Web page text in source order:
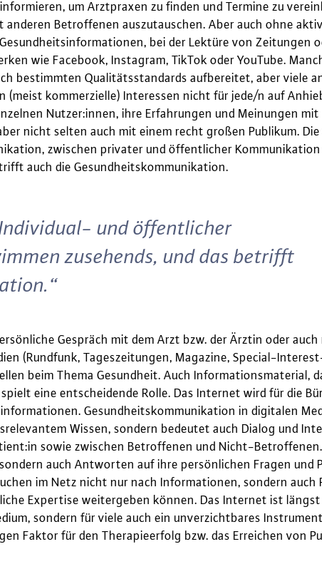
um Arztpraxen zu finden und Termine zu
anderen Betroffenen auszutauschen. Aber auch ohne
bei der Lektüre von Zeitungen
wie Facebook, Instagram, TikTok oder YouTube.
bestimmten Qualitätsstandards aufbereitet, aber viele
(meist kommerzielle) Interessen nicht für jede/n auf
Nutzer:innen, ihre Erfahrungen und Meinungen
nicht selten auch mit einem recht großen Publikum.
zwischen privater und öffentlicher
auch die Gesundheitskommunikation.
und öffentlicher
zusehends, und das betrifft
Gespräch mit dem Arzt bzw. der Ärztin oder
(Rundfunk, Tageszeitungen, Magazine, Special-
beim Thema Gesundheit. Auch Informationsmaterial,
eine entscheidende Rolle. Das Internet wird für die
Gesundheitskommunikation in digitalen
Wissen, sondern bedeutet auch Dialog und
sowie zwischen Betroffenen und Nicht-
auch Antworten auf ihre persönlichen Fragen und
im Netz nicht nur nach Informationen, sondern
Expertise weitergeben können. Das Internet ist
sondern für viele auch ein unverzichtbares
Faktor für den Therapieerfolg bzw. das Erreichen von